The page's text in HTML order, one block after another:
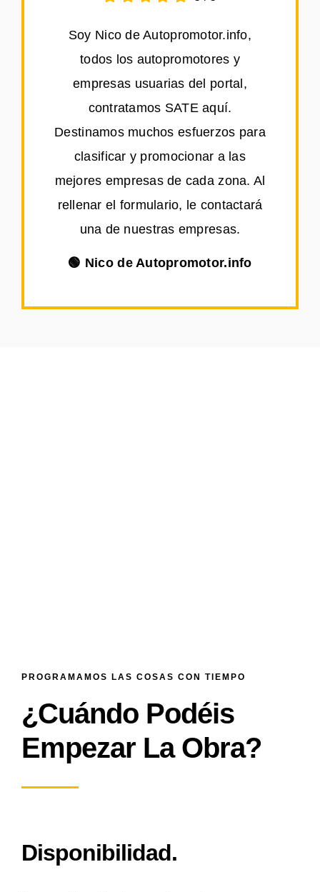
Soy Nico de Autopromotor.info,
todos los autopromotores y
empresas usuarias del portal,
contratamos SATE aquí.
Destinamos muchos esfuerzos para
clasificar y promocionar a las
mejores empresas de cada zona. Al
rellenar el formulario, le contactará
una de nuestras empresas.
🟢 Nico de Autopromotor.info
PROGRAMAMOS LAS COSAS CON TIEMPO
¿Cuándo Podéis
Empezar La Obra?
Disponibilidad.